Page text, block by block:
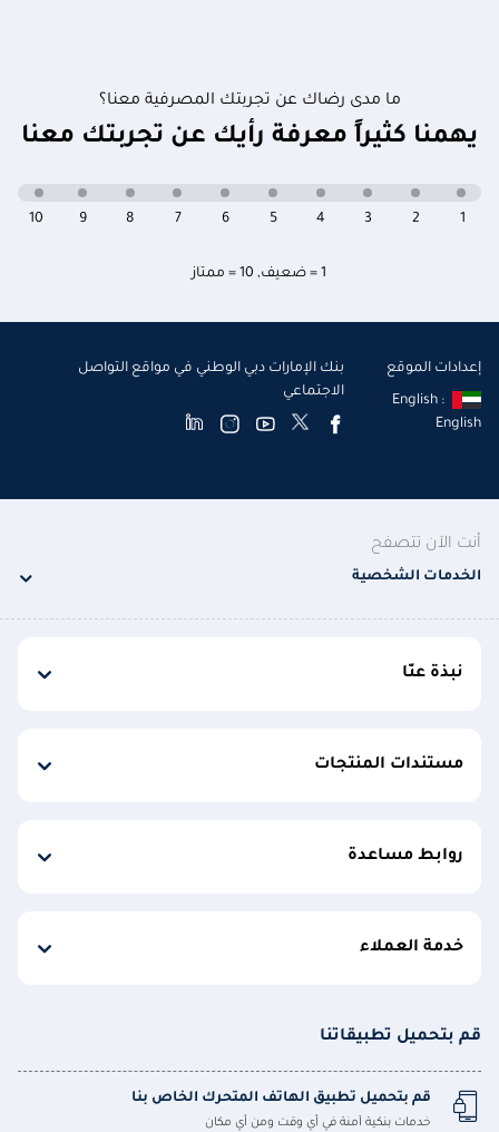
ما مدى رضاك عن تجربتك المصرفية معنا؟
يهمنا كثيراً معرفة رأيك عن تجربتك معنا
1 = ضعيف , 10 = ممتاز
10 9 8 7 6 5 4 3 2 1
إعدادات الموقع
English :
English
بنك الإمارات دبي الوطني في مواقع التواصل
الاجتماعي
أنت الآن تتصفح
الخدمات الشخصية
نبذة عنّا
مستندات المنتجات
روابط مساعدة
خدمة العملاء
قم بتحميل تطبيقاتنا
قم بتحميل تطبيق الهاتف المتحرك الخاص بنا
خدمات بنكية آمنة في أي وقت ومن أي مكان